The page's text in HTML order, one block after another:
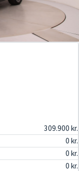
309.900 kr.
0 kr.
0 kr.
0 kr.